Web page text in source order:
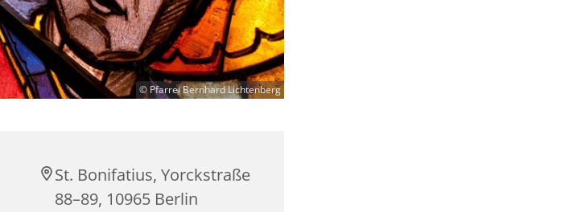
© Pfarrei Bernhard Lichtenberg
St. Bonifatius, Yorckstraße
88–89, 10965 Berlin